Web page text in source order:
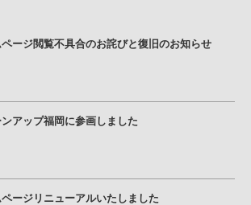
ージ閲覧不具合のお詫びと復旧のお知らせ
アップ福岡に参画しました
ージリニューアルいたしました